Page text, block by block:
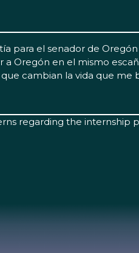
para el senador de
Oregón en el mismo
cambian la vida que me
regarding the internship